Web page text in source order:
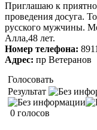
Приглашаю к
проведения досуга.
русского мужчины.
Алла,48 лет.
Номер телефона:
Адрес: пр Ветеранов
Голосовать
Результат
0 голосов